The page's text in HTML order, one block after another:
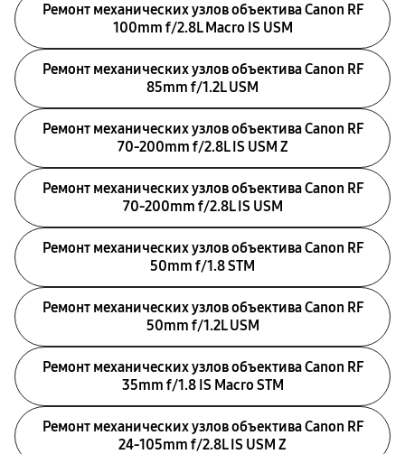
Ремонт механических узлов объектива Canon RF
100mm f/2.8L Macro IS USM
Ремонт механических узлов объектива Canon RF
85mm f/1.2L USM
Ремонт механических узлов объектива Canon RF
70‑200mm f/2.8L IS USM Z
Ремонт механических узлов объектива Canon RF
70‑200mm f/2.8L IS USM
Ремонт механических узлов объектива Canon RF
50mm f/1.8 STM
Ремонт механических узлов объектива Canon RF
50mm f/1.2L USM
Ремонт механических узлов объектива Canon RF
35mm f/1.8 IS Macro STM
Ремонт механических узлов объектива Canon RF
24‑105mm f/2.8L IS USM Z